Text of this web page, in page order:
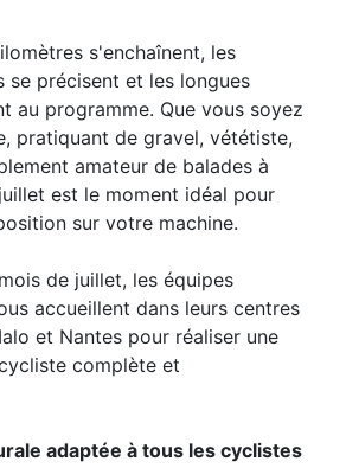
s'enchaînent, les
précisent et les longues
au programme. Que vous soyez
pratiquant de gravel, vététiste,
amateur de balades à
est le moment idéal pour
sur votre machine.
de juillet, les équipes
accueillent dans leurs centres
et Nantes pour réaliser une
complète et
adaptée à tous les cyclistes